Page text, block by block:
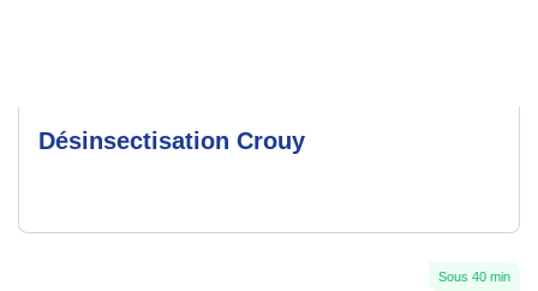
Désinsectisation Crouy
Sous 40 min